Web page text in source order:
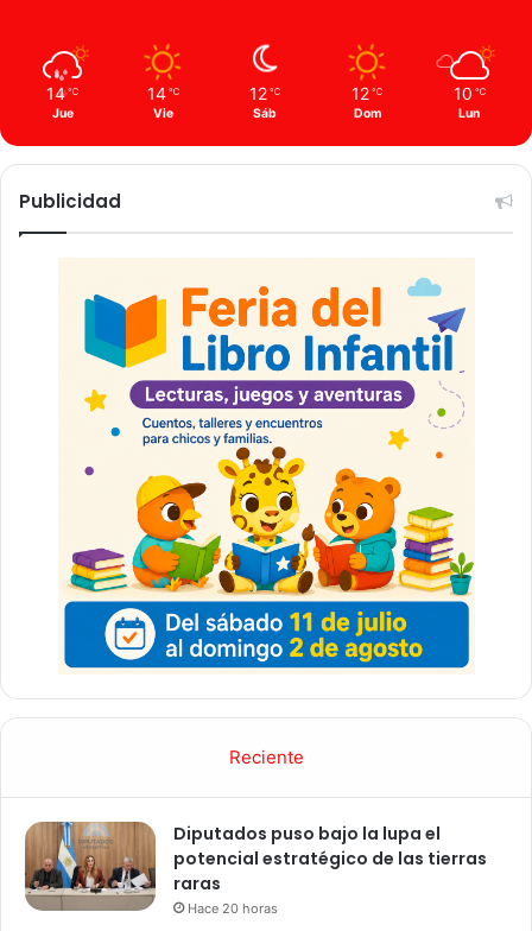
14 ℃
Jue
14 ℃
Vie
12 ℃
Sáb
12 ℃
Dom
10 ℃
Lun
Publicidad
Reciente
Diputados puso bajo la lupa el
potencial estratégico de las tierras
raras
Hace 20 horas